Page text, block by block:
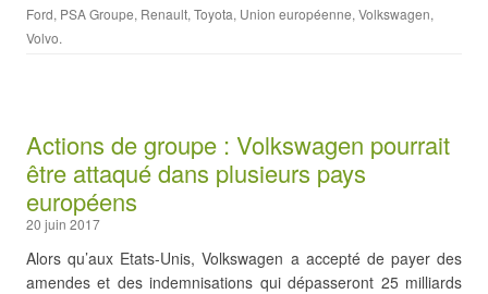
Ford, PSA Groupe, Renault, Toyota, Union européenne, Volkswagen,
Volvo.
Actions de groupe : Volkswagen pourrait
être attaqué dans plusieurs pays
européens
20 juin 2017
Alors qu’aux Etats-Unis, Volkswagen a accepté de payer des
amendes et des indemnisations qui dépasseront 25 milliards